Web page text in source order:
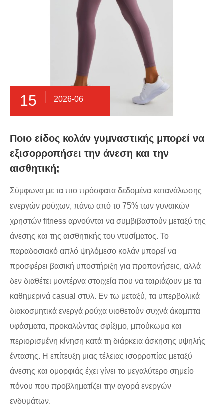
15 2026-06
Ποιο είδος κολάν γυμναστικής μπορεί να
εξισορροπήσει την άνεση και την
αισθητική;
Σύμφωνα με τα πιο πρόσφατα δεδομένα κατανάλωσης
ενεργών ρούχων, πάνω από το 75% των γυναικών
χρηστών fitness αρνούνται να συμβιβαστούν μεταξύ της
άνεσης και της αισθητικής του ντυσίματος. Το
παραδοσιακό απλό ψηλόμεσο κολάν μπορεί να
προσφέρει βασική υποστήριξη για προπονήσεις, αλλά
δεν διαθέτει μοντέρνα στοιχεία που να ταιριάζουν με τα
καθημερινά casual στυλ. Εν τω μεταξύ, τα υπερβολικά
διακοσμητικά ενεργά ρούχα υιοθετούν συχνά άκαμπτα
υφάσματα, προκαλώντας σφίξιμο, μπούκωμα και
περιορισμένη κίνηση κατά τη διάρκεια άσκησης υψηλής
έντασης. Η επίτευξη μιας τέλειας ισορροπίας μεταξύ
άνεσης και ομορφιάς έχει γίνει το μεγαλύτερο σημείο
πόνου που προβληματίζει την αγορά ενεργών
ενδυμάτων.